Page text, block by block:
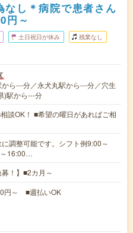
なし＊病院で患者さん
円～
土日祝日が休み 残業なし
ら---分／永犬丸駅から---分／穴生
)駅から---分
談OK！ ■希望の曜日があればご相
調整可能です。シフト例9:00～
16:00…
募！】■2カ月～
円～ ■週払いOK